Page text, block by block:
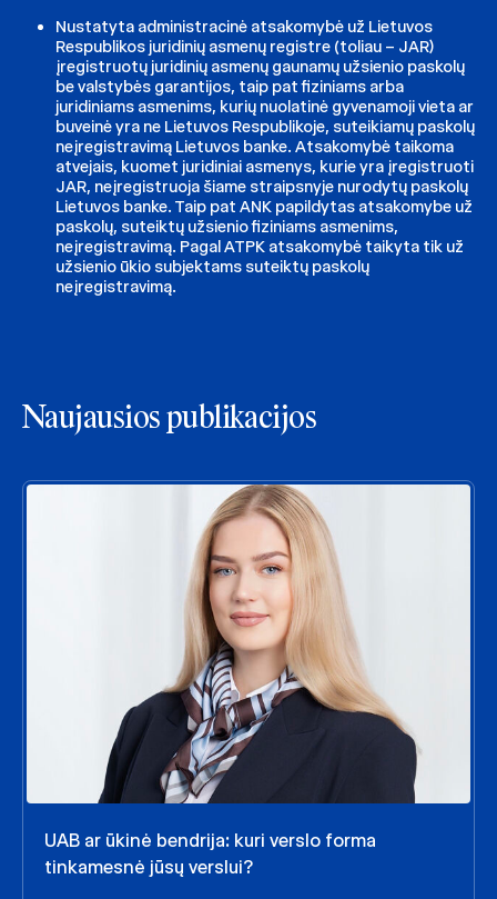
Nustatyta administracinė atsakomybė už Lietuvos
Respublikos juridinių asmenų registre (toliau – JAR)
įregistruotų juridinių asmenų gaunamų užsienio paskolų
be valstybės garantijos, taip pat fiziniams arba
juridiniams asmenims, kurių nuolatinė gyvenamoji vieta ar
buveinė yra ne Lietuvos Respublikoje, suteikiamų paskolų
neįregistravimą Lietuvos banke. Atsakomybė taikoma
atvejais, kuomet juridiniai asmenys, kurie yra įregistruoti
JAR, neįregistruoja šiame straipsnyje nurodytų paskolų
Lietuvos banke. Taip pat ANK papildytas atsakomybe už
paskolų, suteiktų užsienio fiziniams asmenims,
neįregistravimą. Pagal ATPK atsakomybė taikyta tik už
užsienio ūkio subjektams suteiktų paskolų
neįregistravimą.
Naujausios publikacijos
UAB ar ūkinė bendrija: kuri verslo forma
tinkamesnė jūsų verslui?